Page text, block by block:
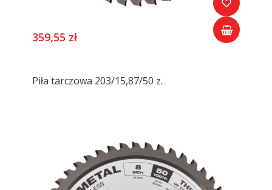
359,55 zł
Piła tarczowa 203/15,87/50 z.